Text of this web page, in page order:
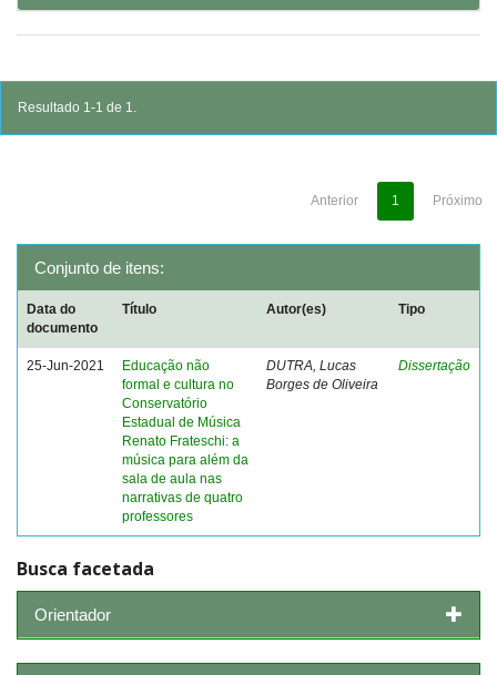
Resultado 1-1 de 1.
Anterior 1 Próximo
Conjunto de itens:
Data do
documento
Título Autor(es) Tipo
25-Jun-2021
Educação não
formal e cultura no
Conservatório
Estadual de Música
Renato Frateschi: a
música para além da
sala de aula nas
narrativas de quatro
professores
DUTRA, Lucas
Borges de Oliveira
Dissertação
Busca facetada
Orientador